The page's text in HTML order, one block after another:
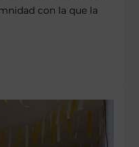
con la que la